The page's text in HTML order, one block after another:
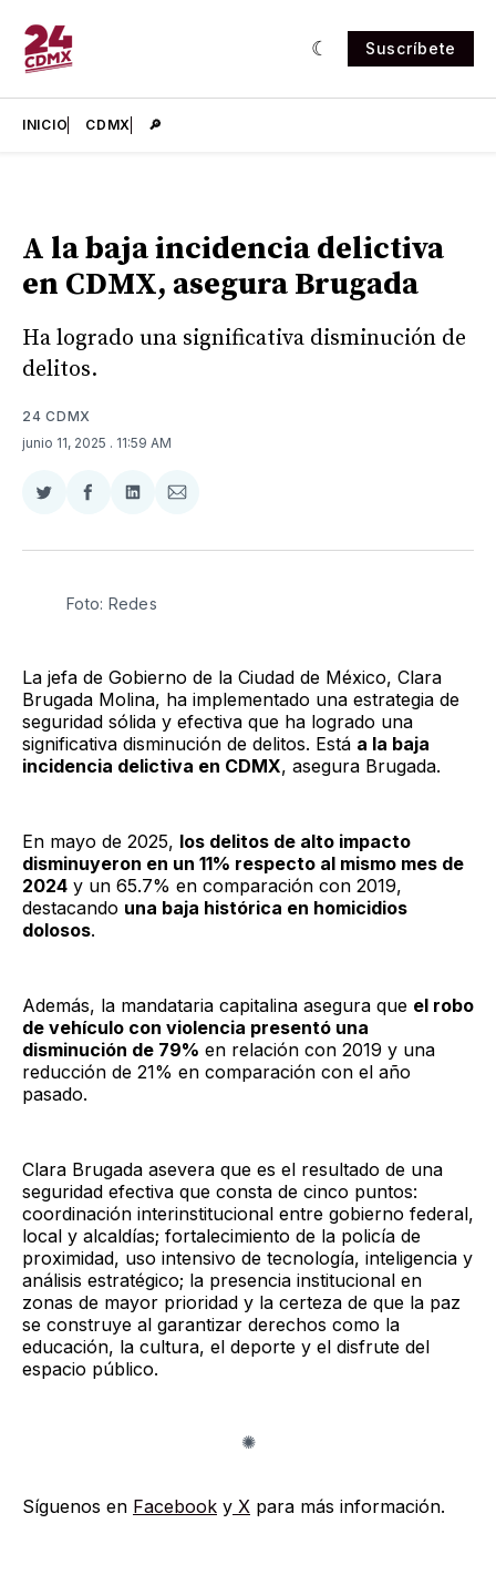
Suscríbete
INICIO CDMX 🔎
A la baja incidencia delictiva
en CDMX, asegura Brugada
Ha logrado una significativa disminución de
delitos.
24 CDMX
junio 11, 2025 . 11:59 AM
Compartir
Twitter
Compartir
Facebook
Compartir
LinkedIn
Compartir
Email
Foto: Redes
La jefa de Gobierno de la Ciudad de México, Clara
Brugada Molina, ha implementado una estrategia de
seguridad sólida y efectiva que ha logrado una
significativa disminución de delitos. Está a la baja
incidencia delictiva en CDMX, asegura Brugada.
En mayo de 2025, los delitos de alto impacto
disminuyeron en un 11% respecto al mismo mes de
2024 y un 65.7% en comparación con 2019,
destacando una baja histórica en homicidios
dolosos.
Además, la mandataria capitalina asegura que el robo
de vehículo con violencia presentó una
disminución de 79% en relación con 2019 y una
reducción de 21% en comparación con el año
pasado.
Clara Brugada asevera que es el resultado de una
seguridad efectiva que consta de cinco puntos:
coordinación interinstitucional entre gobierno federal,
local y alcaldías; fortalecimiento de la policía de
proximidad, uso intensivo de tecnología, inteligencia y
análisis estratégico; la presencia institucional en
zonas de mayor prioridad y la certeza de que la paz
se construye al garantizar derechos como la
educación, la cultura, el deporte y el disfrute del
espacio público.
Síguenos en Facebook y X para más información.